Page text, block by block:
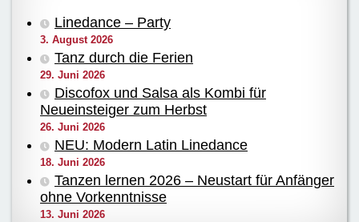
Linedance – Party
3. August 2026
Tanz durch die Ferien
29. Juni 2026
Discofox und Salsa als Kombi für
Neueinsteiger zum Herbst
26. Juni 2026
NEU: Modern Latin Linedance
18. Juni 2026
Tanzen lernen 2026 – Neustart für Anfänger
ohne Vorkenntnisse
13. Juni 2026